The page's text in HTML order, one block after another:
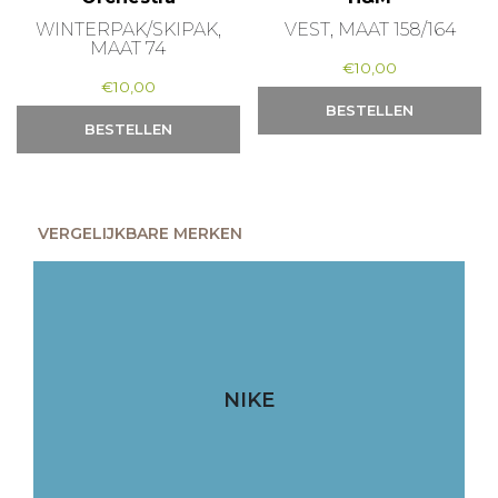
WINTERPAK/SKIPAK,
MAAT 74
€10,00
BESTELLEN
VEST, MAAT 158/164
€10,00
BESTELLEN
VERGELIJKBARE MERKEN
NIKE